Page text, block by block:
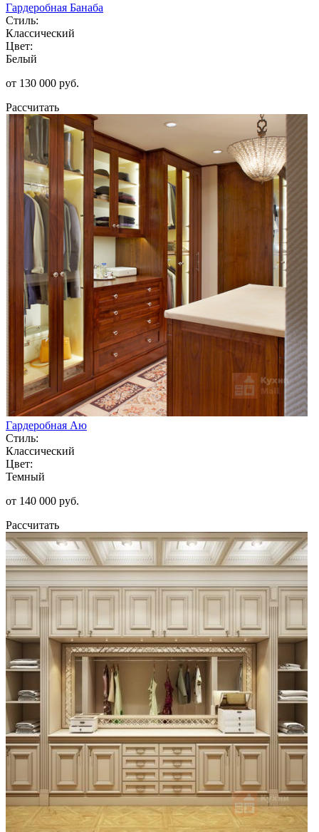
Гардеробная Банаба
Стиль:
Классический
Цвет:
Белый
от 130 000 руб.
Рассчитать
Гардеробная Аю
Стиль:
Классический
Цвет:
Темный
от 140 000 руб.
Рассчитать